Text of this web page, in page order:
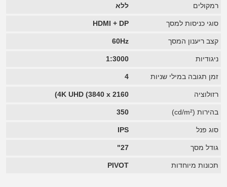
רמקולים ללא
סוגי כניסות למסך HDMI + DP
קצב ריענון המסך 60Hz
ניגודיות 1:3000
זמן תגובה במילי שניות 4
רזולוציה 4K UHD (3840 x 2160)
בהירות (cd/m²) 350
סוג פנל IPS
גודל מסך 27"
תכונות מיוחדות PIVOT